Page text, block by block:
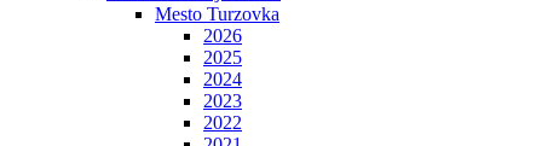
Mesto Turzovka
2026
2025
2024
2023
2022